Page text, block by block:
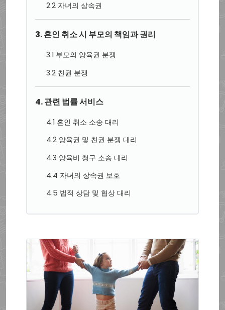
2.2 자녀의 상속권
3. 혼인 취소 시 부모의 책임과 권리
3.1 부모의 양육권 분쟁
3.2 친권 분쟁
4. 관련 법률 서비스
4.1 혼인 취소 소송 대리
4.2 양육권 및 친권 분쟁 대리
4.3 양육비 청구 소송 대리
4.4 자녀의 상속권 보호
4.5 법적 상담 및 협상 대리